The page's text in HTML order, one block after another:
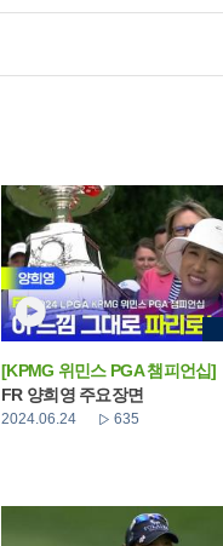
[KPMG 위민스 PGA 챔피언십]
FR 양희영 주요장면
2024.06.24 635